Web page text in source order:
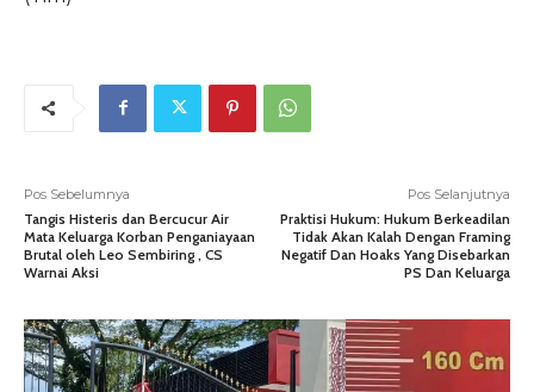
Pos Sebelumnya
Tangis Histeris dan Bercucur Air
Mata Keluarga Korban Penganiayaan
Brutal oleh Leo Sembiring , CS
Warnai Aksi
Pos Selanjutnya
Praktisi Hukum: Hukum Berkeadilan
Tidak Akan Kalah Dengan Framing
Negatif Dan Hoaks Yang Disebarkan
PS Dan Keluarga